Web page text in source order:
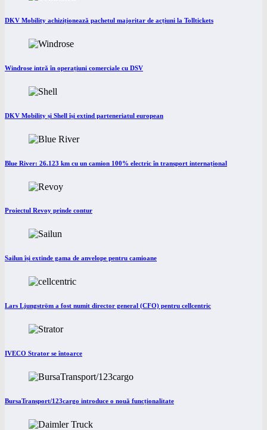
DKV Mobility achiziționează pachetul majoritar de acțiuni la Tolltickets
Windrose intră în operațiuni comerciale cu DSV
DKV Mobility și Shell își extind parteneriatul european
Blue River: 26.123 km cu un camion 100% electric în transport internațional
Proiectul Revoy prinde contur
Sailun își extinde gama de anvelope pentru camioane
Lars Ljungström a fost numit director general (CFO) pentru cellcentric
IVECO Strator se întoarce
BursaTransport/123cargo introduce o nouă funcționalitate